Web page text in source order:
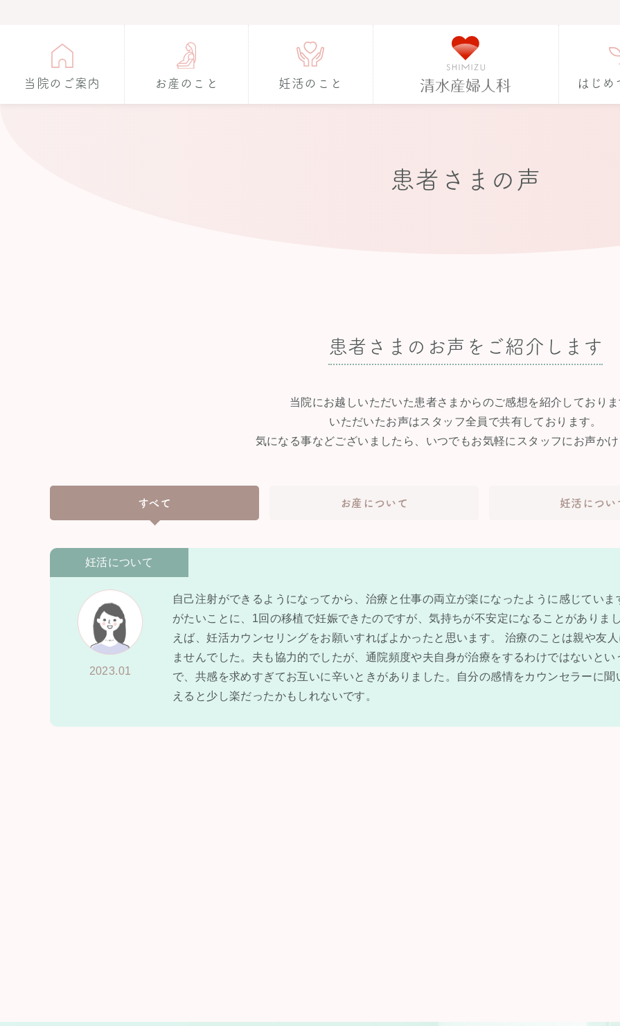
当院のご案内 お産のこと 妊活のこと はじめ
患者さまの声
患者さまのお声をご紹介します
当院にお越しいただいた患者さまからのご感想を紹介しておりま
いただいたお声はスタッフ全員で共有しております。
気になる事などございましたら、いつでもお気軽にスタッフにお声かけ
すべて お産について 妊活につい
妊活について
2023.01
自己注射ができるようになってから、治療と仕事の両立が楽になったように感じていま
がたいことに、1回の移植で妊娠できたのですが、気持ちが不安定になることがありま
えば、妊活カウンセリングをお願いすればよかったと思います。 治療のことは親や友
ませんでした。夫も協力的でしたが、通院頻度や夫自身が治療をするわけではないとい
で、共感を求めすぎてお互いに辛いときがありました。自分の感情をカウンセラーに聞
えると少し楽だったかもしれないです。